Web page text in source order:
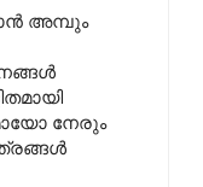
അമ്പും
നേരും